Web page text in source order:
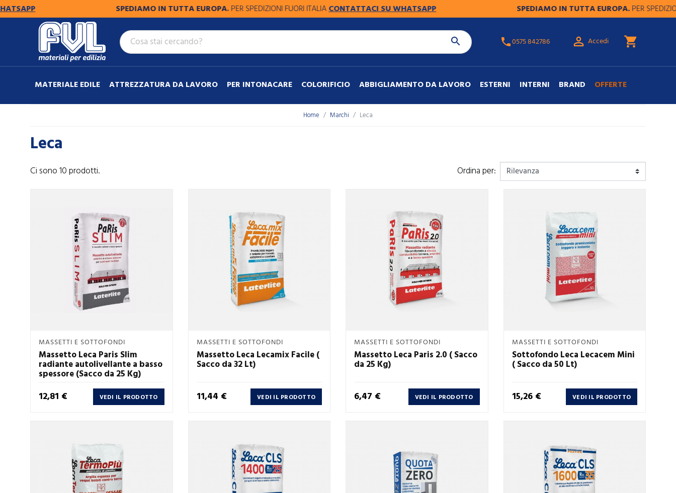
SPEDIAMO IN TUTTA EUROPA.PER SPEDIZIONI FUORI ITALIACONTATTACI SU WHATSAPP SPEDIAMO IN TUTTA EUROPA.PER SPEDIZIONI
 phone0575 842786  Accedi shopping_cart
MATERIALE EDILE ATTREZZATURA DA LAVORO PER INTONACARE COLORIFICIO ABBIGLIAMENTO DA LAVORO ESTERNI INTERNI BRAND OFFERTE
Home Marchi Leca
Leca
Ci sono 10 prodotti. Ordina per:
Anteprima
MASSETTI E SOTTOFONDI
Massetto Leca Paris Slim
radiante autolivellante a basso
spessore (Sacco da 25 Kg)
Prezzo
12,81 € VEDI IL PRODOTTO
Anteprima
MASSETTI E SOTTOFONDI
Massetto Leca Lecamix Facile (
Sacco da 32 Lt)
Prezzo
11,44 € VEDI IL PRODOTTO
Anteprima
MASSETTI E SOTTOFONDI
Massetto Leca Paris 2.0 ( Sacco
da 25 Kg)
Prezzo
6,47 € VEDI IL PRODOTTO
Anteprima
MASSETTI E SOTTOFONDI
Sottofondo Leca Lecacem Mini
( Sacco da 50 Lt)
Prezzo
15,26 € VEDI IL PRODOTTO